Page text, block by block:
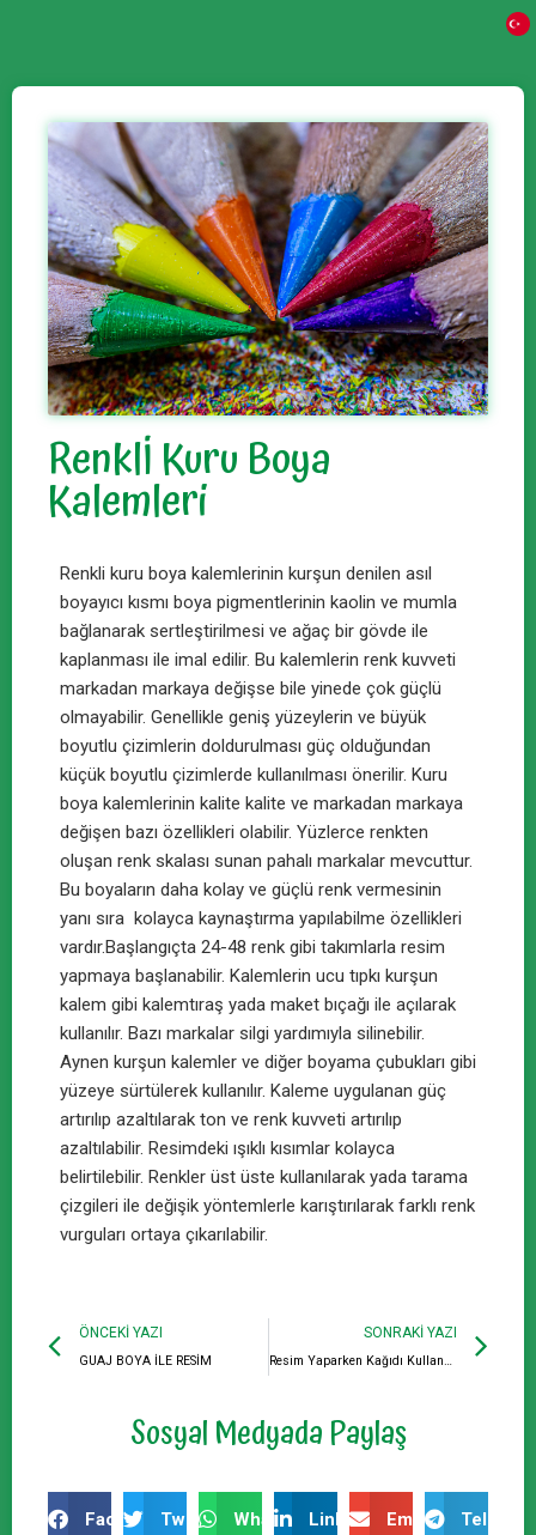
Renklİ Kuru Boya
Kalemleri
Renkli kuru boya kalemlerinin kurşun denilen asıl
boyayıcı kısmı boya pigmentlerinin kaolin ve mumla
bağlanarak sertleştirilmesi ve ağaç bir gövde ile
kaplanması ile imal edilir. Bu kalemlerin renk kuvveti
markadan markaya değişse bile yinede çok güçlü
olmayabilir. Genellikle geniş yüzeylerin ve büyük
boyutlu çizimlerin doldurulması güç olduğundan
küçük boyutlu çizimlerde kullanılması önerilir. Kuru
boya kalemlerinin kalite kalite ve markadan markaya
değişen bazı özellikleri olabilir. Yüzlerce renkten
oluşan renk skalası sunan pahalı markalar mevcuttur.
Bu boyaların daha kolay ve güçlü renk vermesinin
yanı sıra kolayca kaynaştırma yapılabilme özellikleri
vardır.Başlangıçta 24-48 renk gibi takımlarla resim
yapmaya başlanabilir. Kalemlerin ucu tıpkı kurşun
kalem gibi kalemtıraş yada maket bıçağı ile açılarak
kullanılır. Bazı markalar silgi yardımıyla silinebilir.
Aynen kurşun kalemler ve diğer boyama çubukları gibi
yüzeye sürtülerek kullanılır. Kaleme uygulanan güç
artırılıp azaltılarak ton ve renk kuvveti artırılıp
azaltılabilir. Resimdeki ışıklı kısımlar kolayca
belirtilebilir. Renkler üst üste kullanılarak yada tarama
çizgileri ile değişik yöntemlerle karıştırılarak farklı renk
vurguları ortaya çıkarılabilir.
ÖNCEKI YAZI
GUAJ BOYA İLE RESİM
SONRAKI YAZI
Resim Yaparken Kağıdı Kullanma Tekniği
Sosyal Medyada Paylaş
FacebookTwitter WhatsAppLinkedIn Email